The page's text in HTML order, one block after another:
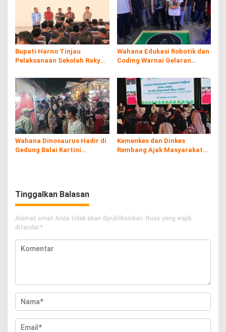
Bupati Harno Tinjau
Pelaksanaan Sekolah Rakyat
Wahana Edukasi Robotik dan
Coding Warnai Gelaran
Wahana Dinosaurus Hadir di
Gedung Balai Kartini
Kemenkes dan Dinkes
Rembang Ajak Masyarakat
Tinggalkan Balasan
Alamat email Anda tidak akan dipublikasikan. Ruas yang wajib
ditandai *